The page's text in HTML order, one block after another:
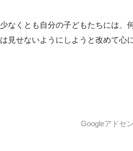
少なくとも自分の子どもたちには、
は見せないようにしようと改めて心
Googleアドセ